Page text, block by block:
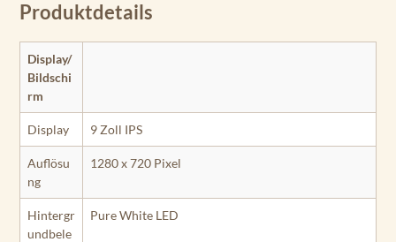
Produktdetails
Display/
Bildschi
rm
Display 9 Zoll IPS
Auflösu
ng
1280 x 720 Pixel
Hintergr
undbele
Pure White LED